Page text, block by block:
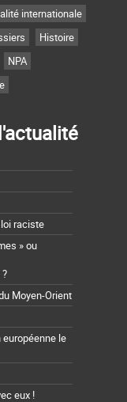
internationale
Histoire
NPA
raciste
» ou
Moyen-Orient
le
eux !